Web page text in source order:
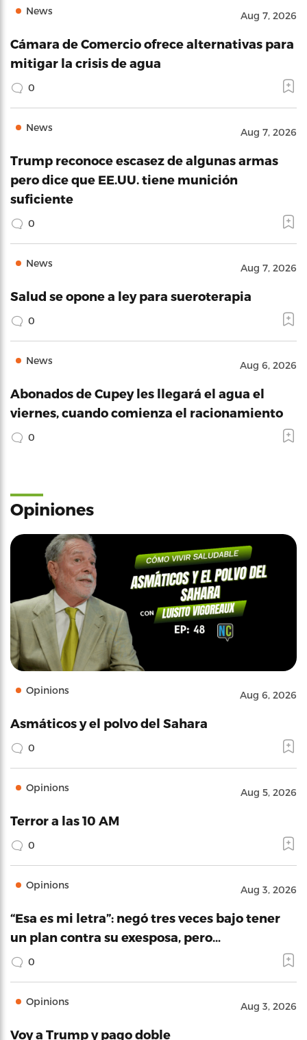
News Aug 7, 2026
Cámara de Comercio ofrece alternativas para
mitigar la crisis de agua
0
News Aug 7, 2026
Trump reconoce escasez de algunas armas
pero dice que EE.UU. tiene munición
suficiente
0
News Aug 7, 2026
Salud se opone a ley para sueroterapia
0
News Aug 6, 2026
Abonados de Cupey les llegará el agua el
viernes, cuando comienza el racionamiento
0
Opiniones
Opinions Aug 6, 2026
Asmáticos y el polvo del Sahara
0
Opinions Aug 5, 2026
Terror a las 10 AM
0
Opinions Aug 3, 2026
“Esa es mi letra”: negó tres veces bajo tener
un plan contra su exesposa, pero…
0
Opinions Aug 3, 2026
Voy a Trump y pago doble